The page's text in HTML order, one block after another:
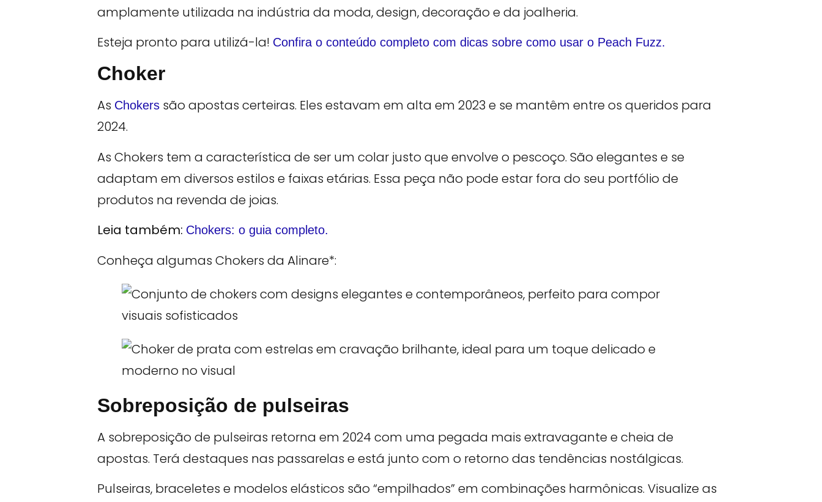
amplamente utilizada na indústria da moda, design, decoração e da joalheria.
Esteja pronto para utilizá-la! Confira o conteúdo completo com dicas sobre como usar o Peach Fuzz.
Choker
As Chokers são apostas certeiras. Eles estavam em alta em 2023 e se mantêm entre os queridos para
2024.
As Chokers tem a característica de ser um colar justo que envolve o pescoço. São elegantes e se
adaptam em diversos estilos e faixas etárias. Essa peça não pode estar fora do seu portfólio de
produtos na revenda de joias.
Leia também: Chokers: o guia completo.
Conheça algumas Chokers da Alinare*:
Sobreposição de pulseiras
A sobreposição de pulseiras retorna em 2024 com uma pegada mais extravagante e cheia de
apostas. Terá destaques nas passarelas e está junto com o retorno das tendências nostálgicas.
Pulseiras, braceletes e modelos elásticos são “empilhados” em combinações harmônicas. Visualize as